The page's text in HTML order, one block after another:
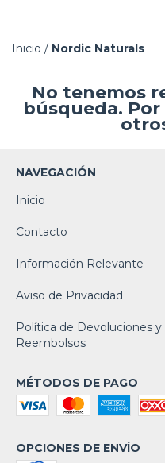
Inicio / Nordic Naturals
No tenemos
búsqueda.
NAVEGACIÓN
Inicio
Contacto
Información Relevante
Aviso de Privacidad
Política de Devoluciones y
Reembolsos
MÉTODOS DE PAGO
OPCIONES DE ENVÍO